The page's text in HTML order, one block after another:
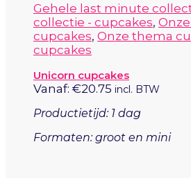
Gehele last minute
collectie - cupcakes,
cupcakes, Onze thema
cupcakes
Unicorn cupcakes
Vanaf: €20.75 incl. BTW
Productietijd: 1 dag
Formaten: groot en mini